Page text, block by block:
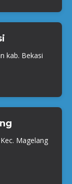
kab. Bekasi
Magelang